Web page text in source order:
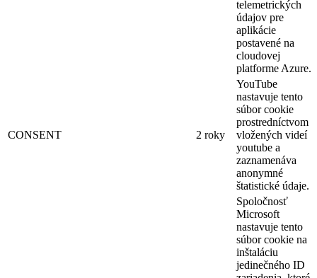
telemetrických
údajov pre
aplikácie
postavené na
cloudovej
platforme Azure.
CONSENT 2 roky
YouTube
nastavuje tento
súbor cookie
prostredníctvom
vložených videí
youtube a
zaznamenáva
anonymné
štatistické údaje.
Spoločnosť
Microsoft
nastavuje tento
súbor cookie na
inštaláciu
jedinečného ID